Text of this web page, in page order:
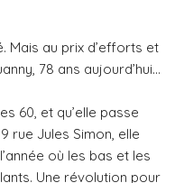
Mais au prix d’efforts et
78 ans aujourd’hui…
60, et qu’elle passe
rue Jules Simon, elle
où les bas et les
Une révolution pour